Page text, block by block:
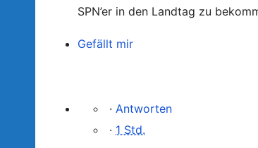
SPN’er in den Landtag zu
Gefällt mir
· Antworten
· 1 Std.